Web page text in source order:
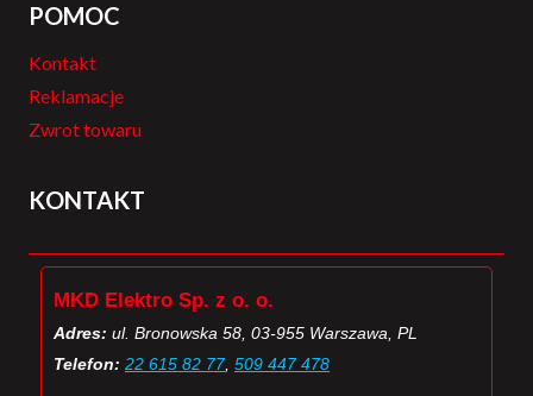
POMOC
Kontakt
Reklamacje
Zwrot towaru
KONTAKT
MKD Elektro Sp. z o. o.
Adres: ul. Bronowska 58, 03-955 Warszawa, PL
Telefon: 22 615 82 77, 509 447 478